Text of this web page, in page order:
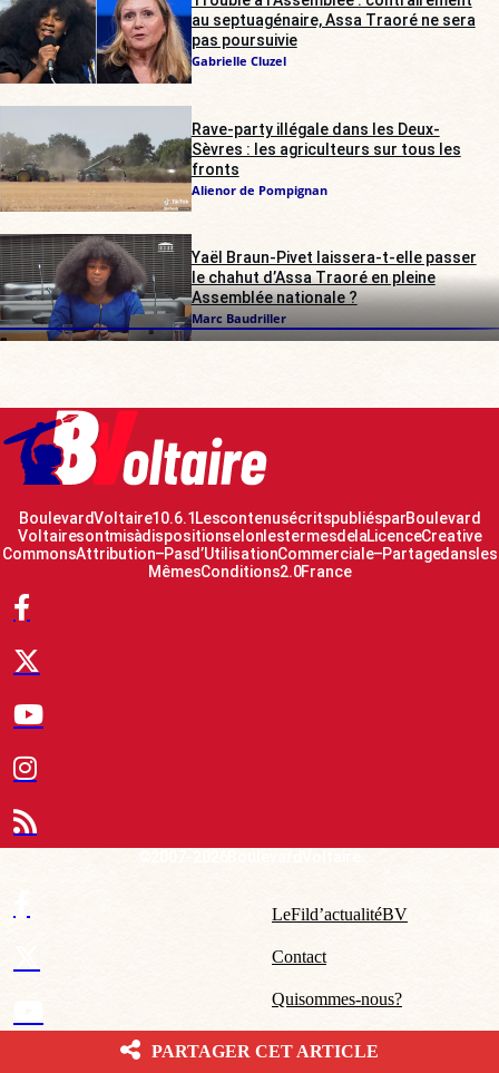
au septuagénaire, Assa Traoré ne sera
pas poursuivie
Gabrielle Cluzel
Rave-party illégale dans les Deux-
Sèvres : les agriculteurs sur tous les
fronts
Alienor de Pompignan
Yaël Braun-Pivet laissera-t-elle passer
le chahut d’Assa Traoré en pleine
Assemblée nationale ?
Marc Baudriller
Boulevard Voltaire 10.6.1 Les contenus écrits publiés par Boulevard
Voltaire sont mis à disposition selon les termes de la Licence Creative
Commons Attribution – Pas d’Utilisation Commerciale – Partage dans les
Mêmes Conditions 2.0 France
Le Fil d’actualité BV
Contact
Qui sommes-nous ?
Mentions légales – CGU
PARTAGER CET ARTICLE